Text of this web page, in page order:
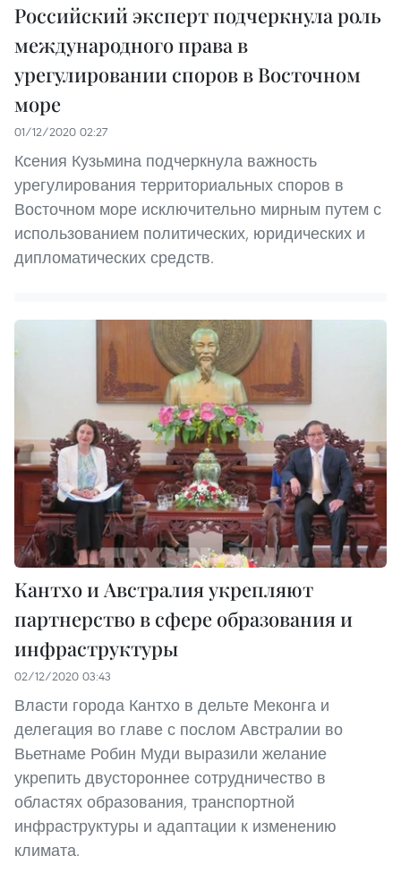
Российский эксперт подчеркнула роль
международного права в
урегулировании споров в Восточном
море
01/12/2020 02:27
Ксения Кузьмина подчеркнула важность
урегулирования территориальных споров в
Восточном море исключительно мирным путем с
использованием политических, юридических и
дипломатических средств.
Кантхо и Австралия укрепляют
партнерство в сфере образования и
инфраструктуры
02/12/2020 03:43
Власти города Кантхо в дельте Меконга и
делегация во главе с послом Австралии во
Вьетнаме Робин Муди выразили желание
укрепить двустороннее сотрудничество в
областях образования, транспортной
инфраструктуры и адаптации к изменению
климата.